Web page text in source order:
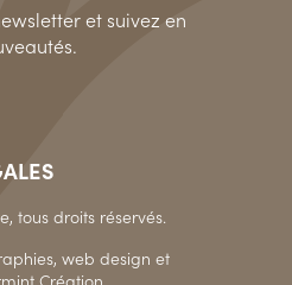
et suivez en
tous droits réservés.
web design et
Création